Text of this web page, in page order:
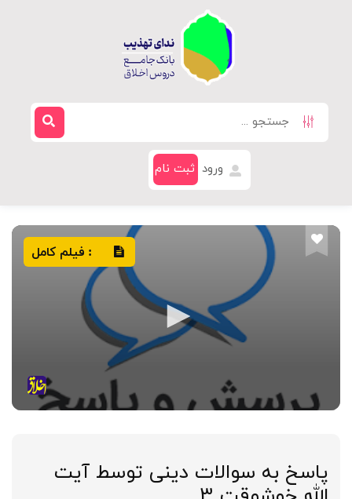
ورود ثبت نام
: فیلم کامل
پاسخ به سوالات دینی توسط آیت